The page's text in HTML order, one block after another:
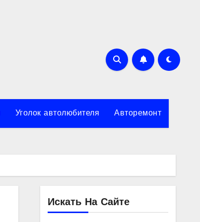
Уголок автолюбителя Авторемонт
Искать На Сайте